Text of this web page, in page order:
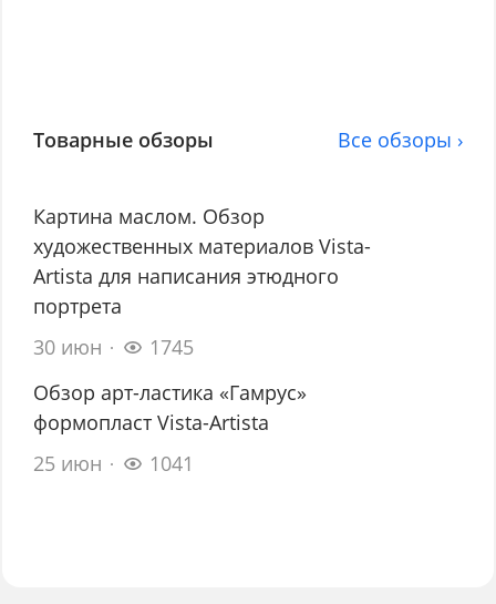
Товарные обзоры Все обзоры ›
Картина маслом. Обзор
художественных материалов Vista-
Artista для написания этюдного
портрета
30 июн
1745
Обзор арт-ластика «Гамрус»
формопласт Vista-Artista
25 июн
1041